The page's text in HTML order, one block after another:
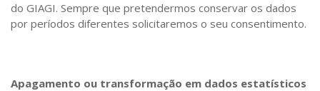
do GIAGI. Sempre que pretendermos conservar os dados
por períodos diferentes solicitaremos o seu consentimento.
Apagamento ou transformação em dados estatísticos